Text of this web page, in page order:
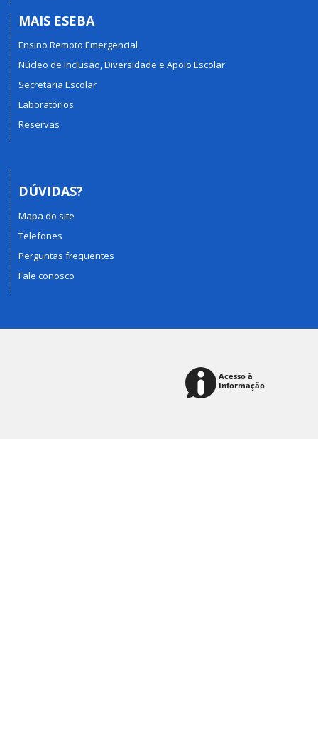
MAIS ESEBA
Ensino Remoto Emergencial
Núcleo de Inclusão, Diversidade e Apoio Escolar
Secretaria Escolar
Laboratórios
Reservas
DÚVIDAS?
Mapa do site
Telefones
Perguntas frequentes
Fale conosco